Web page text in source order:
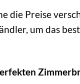
die Preise
um das